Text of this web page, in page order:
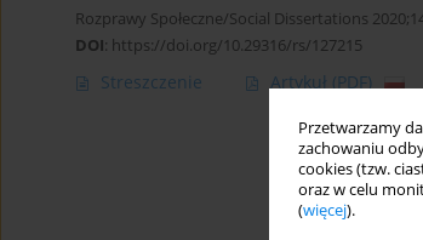
Przetwarzamy
zachowaniu
cookies (tzw.
oraz w celu
(więcej).
Rozprawy Społeczne/Social Dissertations
DOI: https://doi.org/10.29316/rs/127215
Streszczenie Artykuł (PDF)